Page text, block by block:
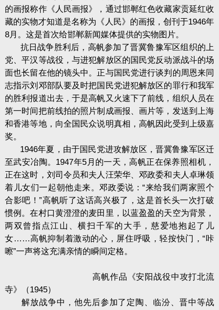
的画报称作《人民画报》，通过邯郸红色收藏家贡延红收
藏的实物才知道是名称为《人民》的画报，创刊于1946年
8月。这是首次给邯郸新闻媒体提供的实物图片。
抗日战争胜利后，高帆参加了晋冀鲁豫军区组织的上
党、平汉等战役，与进犯解放区的国民党反动派战斗的场
面也长留在他的镜头中。正与国民党进行谈判的周恩来同
志指示刘邓部队要及时把国民党进犯解放区的罪行和我军
的胜利报道出去，于是高帆又火速下了前线，组织人员在
第一时间把前线拍的照片制成画报、画片等，发送到上海
和香港等地，向全国民众说明真相，高帆因此受到上级嘉
奖。
1946年夏，由于国民党进攻解放区，晋冀鲁豫军区迁
至武安冶陶。1947年5月的一天，高帆正在保养照相机，
正在这时，刘司令员和夫人汪荣华、邓政委和夫人卓琳领
着儿女们一起朝他走来。邓政委说：“来给我们两家照个
合影吧！”高帆听了这话高兴极了，这是首长头一次打破
惯例。在村口黄澄澄的麦田里，以蓝盈盈的天空为背景，
两双曾指点江山、横扫千军的大手，慈爱地抱起了儿
女……高帆抑制着激动的心，屏住呼吸，轻按快门，“咔
嚓”一声将这充满亲情的瞬间定格。
高帆作品《安阳战役中攻打北流
寺》（1945）
解放战争中，他先后参加了定陶、临汾、晋中等战